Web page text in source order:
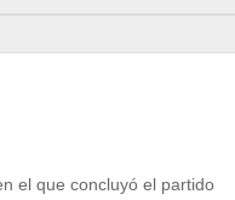
el que concluyó el partido